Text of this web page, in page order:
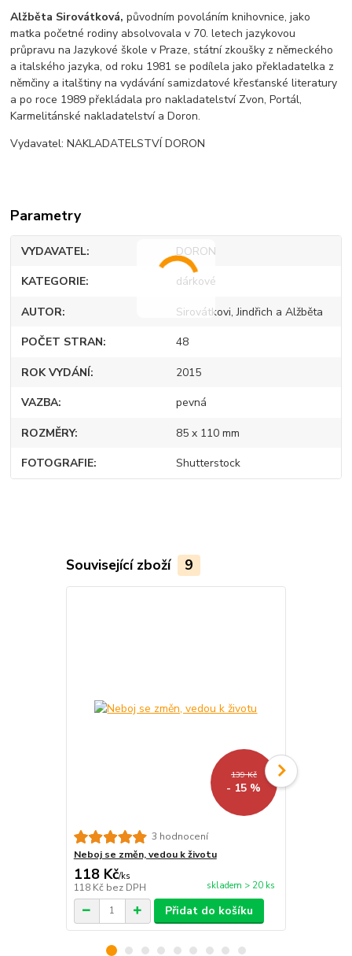
Alžběta Sirovátková, původním povoláním knihovnice, jako
matka početné rodiny absolvovala v 70. letech jazykovou
průpravu na Jazykové škole v Praze, státní zkoušky z německého
a italského jazyka, od roku 1981 se podílela jako překladatelka z
němčiny a italštiny na vydávání samizdatové křesťanské literatury
a po roce 1989 překládala pro nakladatelství Zvon, Portál,
Karmelitánské nakladatelství a Doron.
Vydavatel: NAKLADATELSTVÍ DORON
Parametry
VYDAVATEL DORON
KATEGORIE dárkové
AUTOR Sirovátkovi, Jindřich a Alžběta
POČET STRAN 48
ROK VYDÁNÍ 2015
VAZBA pevná
ROZMĚRY 85 x 110 mm
FOTOGRAFIE Shutterstock
Související zboží 9
139 Kč
- 15 %
3 hodnocení
Neboj se změn, vedou k životu
118 Kč/ks
118 Kč bez DPH skladem > 20 ks
Přidat do košíku